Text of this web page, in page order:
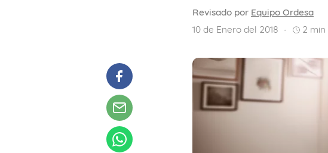
Revisado por Equipo Ordesa
10 de Enero del 2018
2